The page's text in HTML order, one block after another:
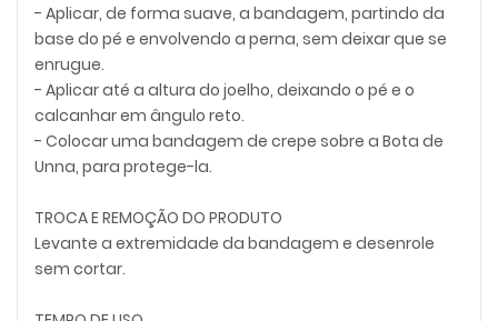
- Aplicar, de forma suave, a bandagem, partindo da
base do pé e envolvendo a perna, sem deixar que se
enrugue.
- Aplicar até a altura do joelho, deixando o pé e o
calcanhar em ângulo reto.
- Colocar uma bandagem de crepe sobre a Bota de
Unna, para protege-la.
TROCA E REMOÇÃO DO PRODUTO
Levante a extremidade da bandagem e desenrole
sem cortar.